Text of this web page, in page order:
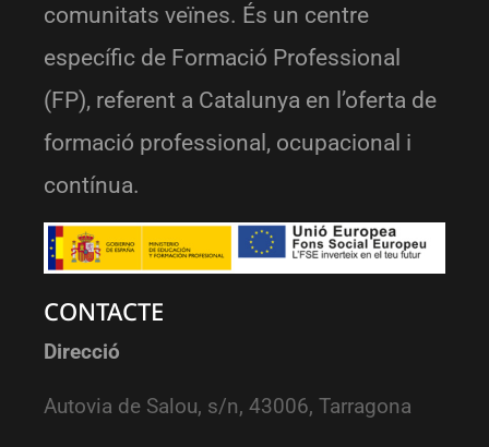
comunitats veïnes. És un centre
específic de Formació Professional
(FP), referent a Catalunya en l’oferta de
formació professional, ocupacional i
contínua.
CONTACTE
Direcció
Autovia de Salou, s/n, 43006, Tarragona